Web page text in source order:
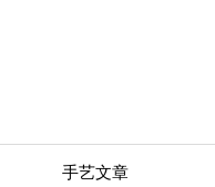
线观看
手艺文章